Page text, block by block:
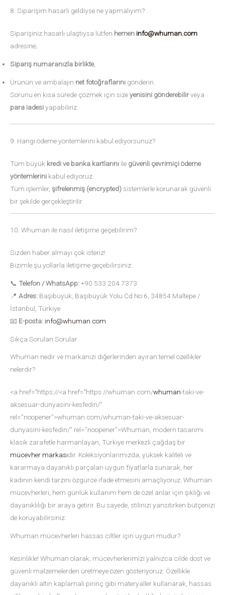
8. Siparişim hasarlı geldiyse ne yapmalıyım?
Siparişiniz hasarlı ulaştıysa lütfen hemen info@whuman.com
adresine;
Sipariş numaranızla birlikte,
Ürünün ve ambalajın net fotoğraflarını gönderin.
Sorunu en kısa sürede çözmek için sizeyenisini gönderebilirveya
para iadesiyapabiliriz.
9. Hangi ödeme yöntemlerini kabul ediyorsunuz?
Tüm büyük kredi ve banka kartlarını ile güvenli çevrimiçi ödeme
yöntemlerini kabul ediyoruz.
Tüm işlemler, şifrelenmiş (encrypted)sistemlerle korunarak güvenli
bir şekilde gerçekleştirilir.
10. Whuman ile nasıl iletişime geçebilirim?
Sizden haber almayı çok isteriz!
Bizimle şu yollarla iletişime geçebilirsiniz:
📞 Telefon / WhatsApp:+90 533 204 7373
📍 Adres: Başıbüyük, Başıbüyük Yolu Cd No:6, 34854 Maltepe /
İstanbul, Türkiye
📧 E-posta: info@whuman.com
Sıkça Sorulan Sorular
Whuman nedir ve markanızı diğerlerinden ayıran temel özellikler
nelerdir?
<a href="https://<a href="https://whuman.com/whuman-taki-ve-
aksesuar-dunyasini-kesfedin/”
rel=”noopener”>whuman.com/whuman-taki-ve-aksesuar-
dunyasini-kesfedin/” rel=”noopener”>Whuman, modern tasarımı
klasik zarafetle harmanlayan, Türkiye merkezli çağdaş bir
mücevher markasıdır. Koleksiyonlarımızda, yüksek kaliteli ve
kararmaya dayanıklı parçaları uygun fiyatlarla sunarak, her
kadının kendi tarzını özgürce ifade etmesini amaçlıyoruz. Whuman
mücevherleri, hem günlük kullanım hem de özel anlar için şıklığı ve
dayanıklılığı bir araya getirir. Bu sayede, stilinizi yansıtırken bütçenizi
de koruyabilirsiniz.
Whuman mücevherleri hassas ciltler için uygun mudur?
Kesinlikle! Whuman olarak, mücevherlerimizi yalnızca cilde dost ve
güvenli malzemelerden üretmeye özen gösteriyoruz. Özellikle
dayanıklı altın kaplamalı pirinç gibi materyaller kullanarak, hassas